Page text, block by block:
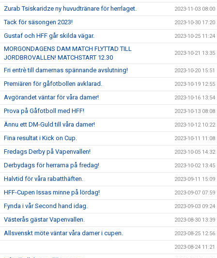
Zurab Tsiskaridze ny huvudtränare för herrlaget. 2023-11-03 08:00
Tack för säsongen 2023! 2023-10-30 17:20
Gustaf och HFF går skilda vägar. 2023-10-25 11:24
MORGONDAGENS DAM MATCH FLYTTAD TILL
JORDBROVALLEN! MATCHSTART 12.30
2023-10-21 13:35
Fri entrè till damernas spännande avslutning! 2023-10-20 15:51
Premiären för gåfotbollen avklarad. 2023-10-19 12:55
Avgörandet väntar för våra damer! 2023-10-16 13:54
Prova på Gåfotboll med HFF! 2023-10-13 08:08
Ännu ett DM-Guld till våra damer! 2023-10-12 10:22
Fina resultat i Kick on Cup. 2023-10-11 11:08
Fredags Derby på Vapenvallen! 2023-10-05 14:32
Derbydags för herrarna på fredag! 2023-10-02 13:45
Halvtid för våra rabatthäften. 2023-09-11 15:09
HFF-Cupen Issas minne på lördag! 2023-09-07 07:59
Fynda i vår Second hand idag. 2023-09-03 09:24
Västerås gästar Vapenvallen. 2023-08-30 13:39
Allsvenskt möte väntar våra damer i cupen. 2023-08-25 12:56
2023-08-24 11:21